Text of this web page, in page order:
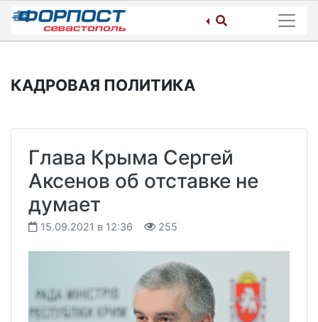
Skip
content
КАДРОВАЯ ПОЛИТИКА
Глава Крыма Сергей
Аксенов об отставке не
думает
15.09.2021 в 12:36 255